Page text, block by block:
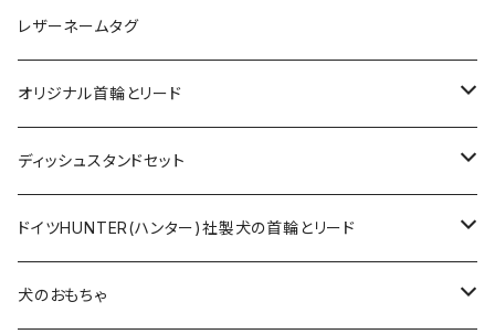
オリジナル軽量ロングリード
オリジナルロングリード
レザーネームタグ
オリジナル首輪とリード
ロープとヌメ革の首輪とリード
ヌメ革の首輪とリード
アニリンレザーの首輪とリード
ディッシュスタンドセット
無垢の木とステンレスのディッシュスタンドセット
超小型犬〜中型犬サイズ
無垢の木と陶器のディッシュスタンドセット
ドイツHUNTER(ハンター)社製犬の首輪とリード
HUNTER(ハンター）社製首輪
犬のおもちゃ